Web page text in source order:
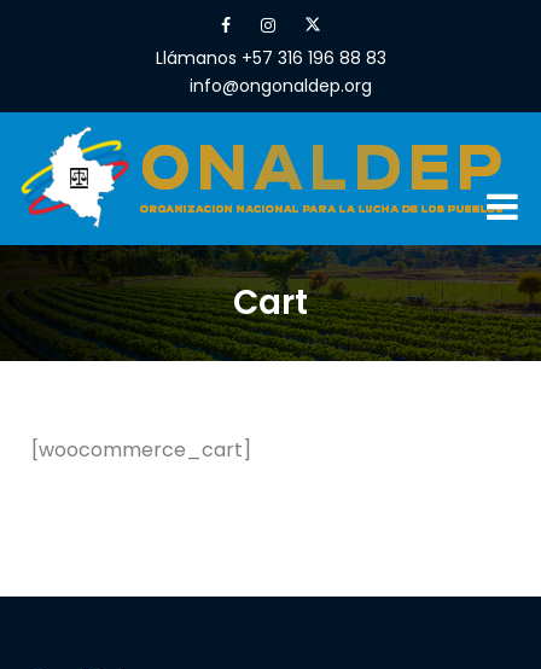
Llámanos +57 316 196 88 83
info@ongonaldep.org
Cart
[woocommerce_cart]